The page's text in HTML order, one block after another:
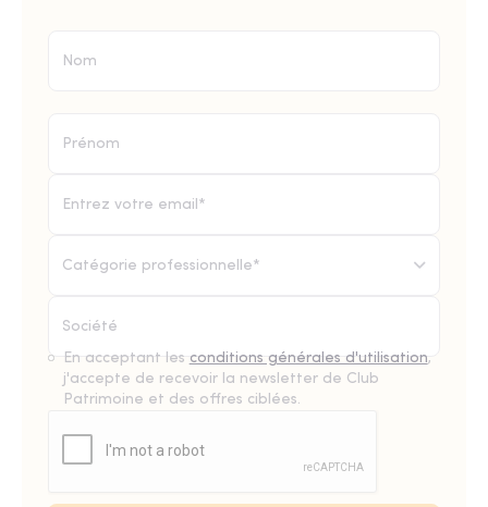
Catégorie professionnelle*
En acceptant les conditions générales d'utilisation,
j'accepte de recevoir la newsletter de Club
Patrimoine et des offres ciblées.